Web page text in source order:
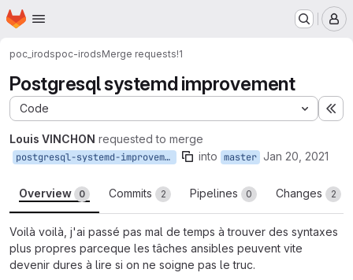
Skip to main content
Homepage
poc_irodspoc-irodsMerge requests!1
Postgresql systemd improvement
Code
Louis VINCHON requested to merge
postgresql-systemd-improvement into master Jan 20, 2021
Overview 0 Commits 2 Pipelines 0 Changes 2
Voilà voilà, j'ai passé pas mal de temps à trouver des syntaxes
plus propres parceque les tâches ansibles peuvent vite
devenir dures à lire si on ne soigne pas le truc.